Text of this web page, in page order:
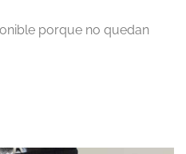
porque no quedan